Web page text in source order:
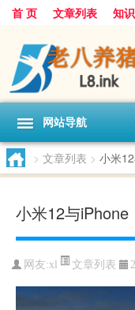
首 页 文章列表 知
网站导航
> 文章列表 > 小米
小米12与
网友:xl 文章列表